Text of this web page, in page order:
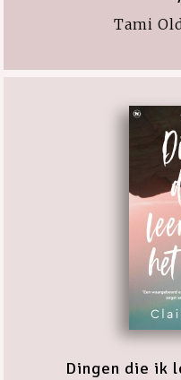
Tami
Dingen die ik